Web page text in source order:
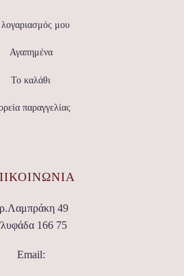
μου
Αγαπημένα
Το καλάθι
παραγγελίας
49
166 75
Email: